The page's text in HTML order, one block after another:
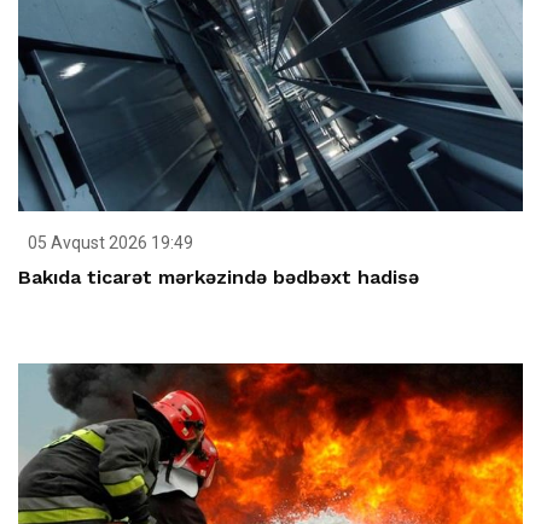
05 Avqust 2026 19:49
Bakıda ticarət mərkəzində bədbəxt hadisə